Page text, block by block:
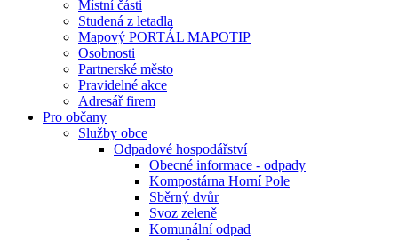
Místní části
Studená z letadla
Mapový PORTÁL MAPOTIP
Osobnosti
Partnerské město
Pravidelné akce
Adresář firem
Pro občany
Služby obce
Odpadové hospodářství
Obecné informace - odpady
Kompostárna Horní Pole
Sběrný dvůr
Svoz zeleně
Komunální odpad